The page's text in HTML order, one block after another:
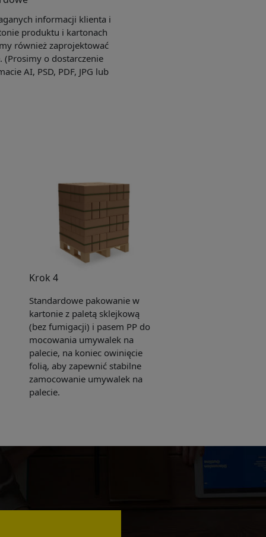
informacji klienta i
produktu i kartonach
również zaprojektować
(Prosimy o dostarczenie
AI, PSD, PDF, JPG lub
Krok 4
Standardowe pakowanie w
kartonie z paletą sklejkową
(bez fumigacji) i pasem PP do
mocowania umywalek na
palecie, na koniec owinięcie
folią, aby zapewnić stabilne
zamocowanie umywalek na
palecie.